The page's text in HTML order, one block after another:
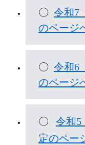
〇 令和7
のページ
〇 令和6
のページ
〇
令和5
定のペー